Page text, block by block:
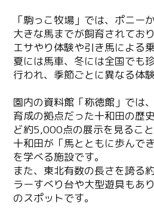
「駒っこ牧場」では、ポニー
大きな馬までが飼育されてお
エサやり体験や引き馬による
夏には馬車、冬には全国でも
行われ、季節ごとに異なる体
園内の資料館「称徳館」では
育成の拠点だった十和田の歴
ど約5,000点の展示を見ること
十和田が「馬とともに歩んで
を学べる施設です。
また、東北有数の長さを誇る
ラーすべり台や大型遊具もあ
のスポットです。